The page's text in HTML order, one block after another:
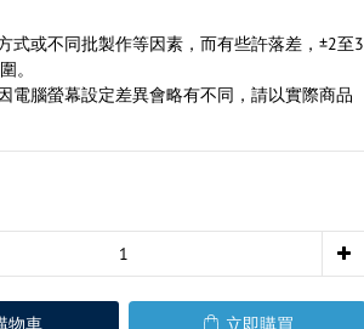
式或不同批製作等因素，而有些許落差，±2至3
。
電腦螢幕設定差異會略有不同，請以實際商品
物車 立即購買